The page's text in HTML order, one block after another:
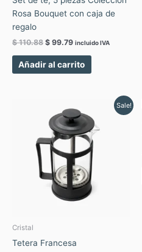
Rosa Bouquet con caja de
regalo
$110.88 $ 99.79 incluido IVA
Añadir al carrito
Sale!
Cristal
Tetera Francesa
price
was:
$ 12.50.
price
is:
$ 11.25.